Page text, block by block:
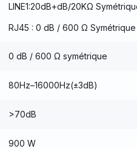
LINE1:20dB+dB/20KΩ
RJ45 : 0 dB / 600 Ω Symétrique
0 dB / 600 Ω symétrique
80Hz–16000Hz(±3dB)
>70dB
900 W